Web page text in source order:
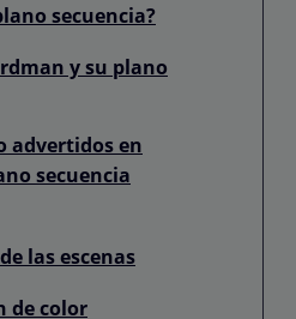
secuencia?
y su plano
advertidos en
secuencia
las escenas
de color